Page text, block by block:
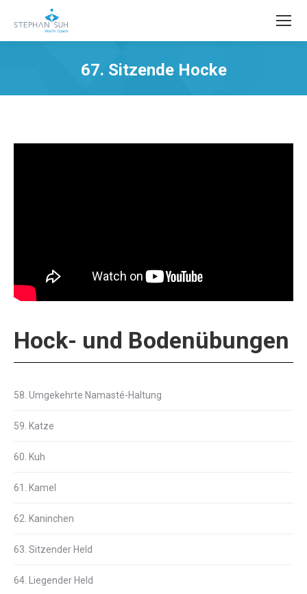
67. Sitzende Hocke
Hock- und Bodenübungen
58. Umgekehrte Namasté-Haltung
59. Katze
60. Kuh
61. Kamel
62. Kaninchen
63. Sitzender Held
64. Liegender Held